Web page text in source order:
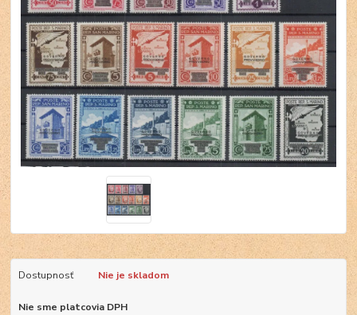
Dostupnosť Nie je skladom
Nie sme platcovia DPH